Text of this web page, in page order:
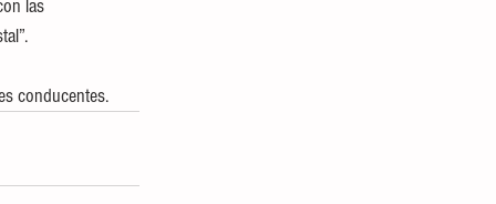
las
conducentes.